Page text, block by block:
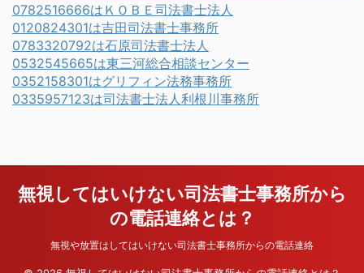
0782516666はＫＯＢＥ司法書士法人
0120824301は吉田司法書士事務所
0783320792は石原司法書士法人
0532545665は東三河総合相談センター
0352158301はグリフィン法務事務所
0335957123は司法書士法人利根川事務所
無視してはいけない司法書士事務所から
の電話連絡とは？
無視や放置はしてはいけない司法書士事務所からの電話連絡